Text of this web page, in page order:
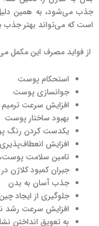
جذب می‌شود، به همین دلیل
است که می‌تواند بهتر
از فواید مصرف این مکمل
استحکام پوست
جوانسازی پوست
افزایش سرعت
بهبود ساختار پوست
یکدست کردن رنگ
افزایش
تامین سلامت
جبران کمبود کلاژن
جذب آسان به بدن
جلوگیری از ایجاد
افزایش سرعت رشد
به تعویق انداختن